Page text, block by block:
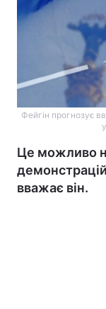
Фейгін прогнозує
Це можливо
вважає він.